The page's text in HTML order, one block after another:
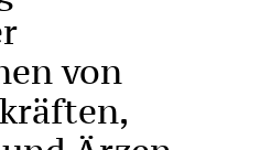
von